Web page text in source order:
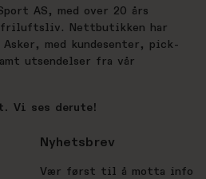
AS, med over 20 års
friluftsliv. Nettbutikken har
med kundesenter, pick-
utsendelser fra vår
Vi ses derute!
Nyhetsbrev
Vær først til å motta info